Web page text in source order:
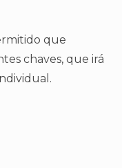
que
chaves, que irá